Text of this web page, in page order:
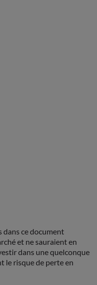
dans ce document
et ne sauraient en
dans une quelconque
le risque de perte en